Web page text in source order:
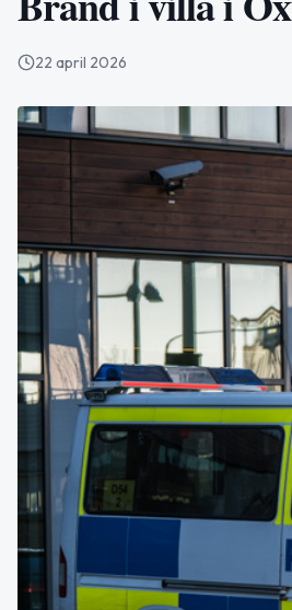
22 april 2026